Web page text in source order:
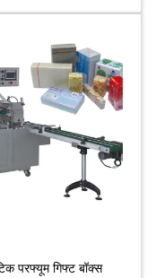
परफ्यूम गिफ्ट बॉक्स